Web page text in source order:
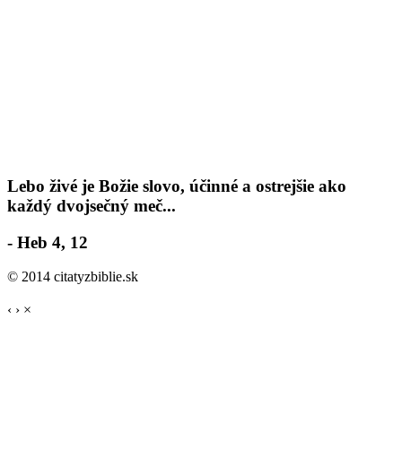
Lebo živé je Božie slovo, účinné a ostrejšie ako
každý dvojsečný meč...
- Heb 4, 12
© 2014 citatyzbiblie.sk
‹ › ×